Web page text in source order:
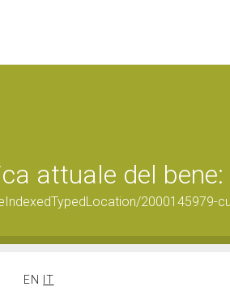
attuale del
2000145979-
EN
IT